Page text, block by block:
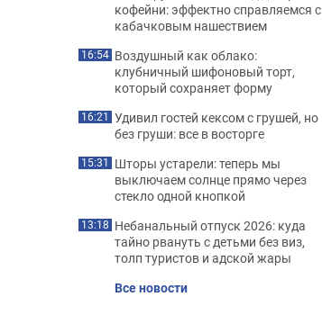
кофейни: эффектно справляемся с
кабачковым нашествием
16:54 Воздушный как облако:
клубничный шифоновый торт,
который сохраняет форму
16:21 Удивил гостей кексом с грушей, но
без груши: все в восторге
15:31 Шторы устарели: теперь мы
выключаем солнце прямо через
стекло одной кнопкой
13:18 Небанальный отпуск 2026: куда
тайно рвануть с детьми без виз,
толп туристов и адской жары
Все новости